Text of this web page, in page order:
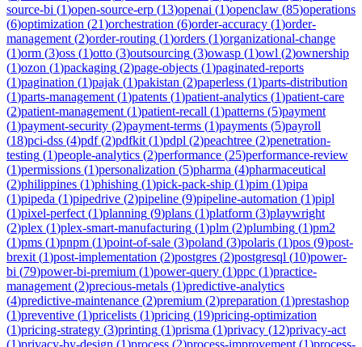
source-bi (1)open-source-erp (13)openai (1)openclaw (85)operations
(6)optimization (21)orchestration (6)order-accuracy (1)order-
management (2)order-routing (1)orders (1)organizational-change
(1)orm (3)oss (1)otto (3)outsourcing (3)owasp (1)owl (2)ownership
(1)ozon (1)packaging (2)page-objects (1)paginated-reports
(1)pagination (1)pajak (1)pakistan (2)paperless (1)parts-distribution
(1)parts-management (1)patents (1)patient-analytics (1)patient-care
(2)patient-management (1)patient-recall (1)patterns (5)payment
(1)payment-security (2)payment-terms (1)payments (5)payroll
(18)pci-dss (4)pdf(2)pdfkit (1)pdpl (2)peachtree (2)penetration-
testing (1)people-analytics (2)performance (25)performance-review
(1)permissions (1)personalization (5)pharma (4)pharmaceutical
(2)philippines (1)phishing (1)pick-pack-ship (1)pim (1)pipa
(1)pipeda (1)pipedrive (2)pipeline (9)pipeline-automation (1)pipl
(1)pixel-perfect (1)planning (9)plans (1)platform (3)playwright
(2)plex (1)plex-smart-manufacturing (1)plm (2)plumbing (1)pm2
(1)pms (1)pnpm (1)point-of-sale (3)poland (3)polaris (1)pos (9)post-
brexit (1)post-implementation (2)postgres (2)postgresql (10)power-
bi (79)power-bi-premium (1)power-query (1)ppc (1)practice-
management (2)precious-metals (1)predictive-analytics
(4)predictive-maintenance (2)premium (2)preparation (1)prestashop
(1)preventive (1)pricelists (1)pricing (19)pricing-optimization
(1)pricing-strategy (3)printing (1)prisma (1)privacy (12)privacy-act
(1)privacy-by-design (1)process (2)process-improvement (1)process-